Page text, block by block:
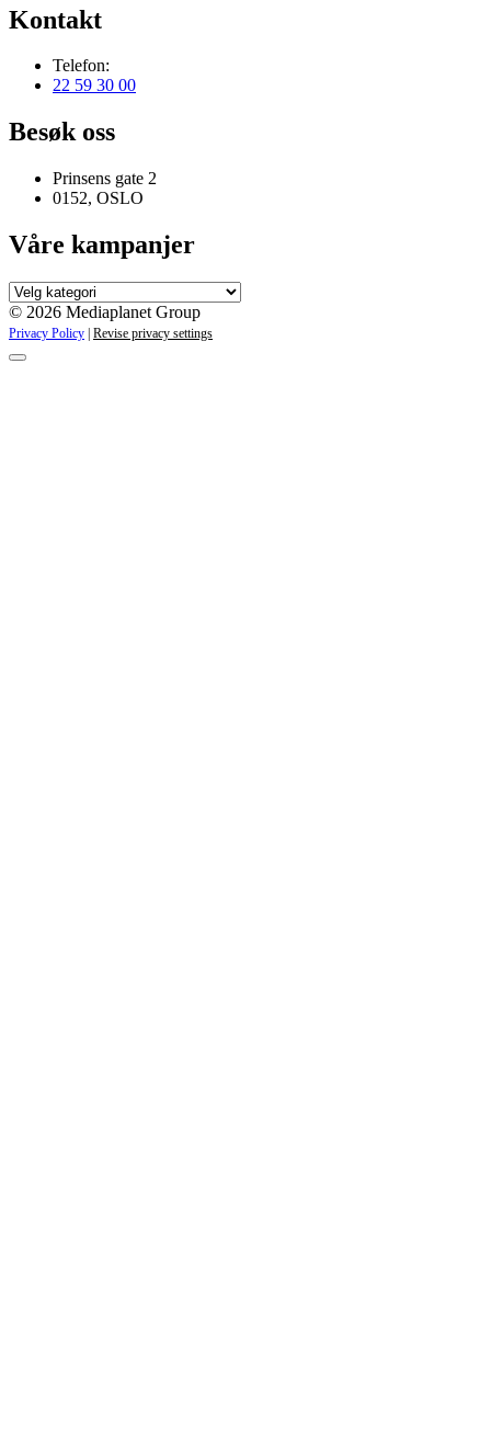
Kontakt
Telefon:
22 59 30 00
Besøk oss
Prinsens gate 2
0152, OSLO
Våre kampanjer
Våre
kampanjer
© 2026 Mediaplanet Group
Privacy Policy Revise privacy settings